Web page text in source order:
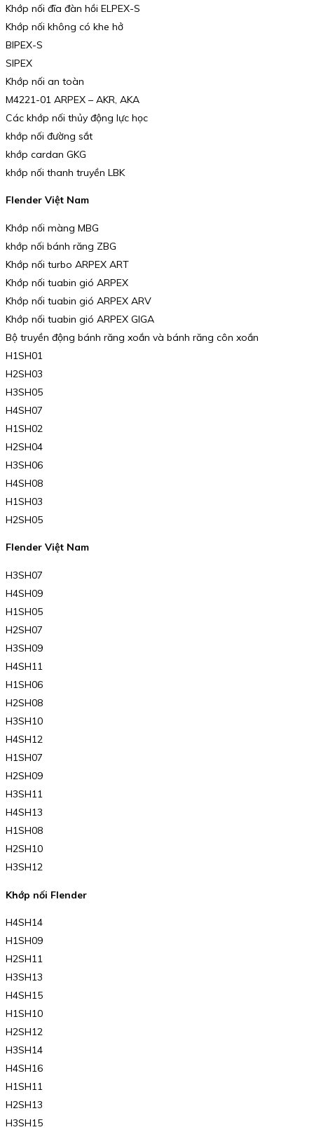
Khớp nối đĩa đàn hồi ELPEX-S
Khớp nối không có khe hở
BIPEX-S
SIPEX
Khớp nối an toàn
M4221-01 ARPEX – AKR, AKA
Các khớp nối thủy động lực học
khớp nối đường sắt
khớp cardan GKG
khớp nối thanh truyền LBK
Flender Việt Nam
Khớp nối màng MBG
khớp nối bánh răng ZBG
Khớp nối turbo ARPEX ART
Khớp nối tuabin gió ARPEX
Khớp nối tuabin gió ARPEX ARV
Khớp nối tuabin gió ARPEX GIGA
Bộ truyền động bánh răng xoắn và bánh răng côn xoắn
H1SH01
H2SH03
H3SH05
H4SH07
H1SH02
H2SH04
H3SH06
H4SH08
H1SH03
H2SH05
Flender Việt Nam
H3SH07
H4SH09
H1SH05
H2SH07
H3SH09
H4SH11
H1SH06
H2SH08
H3SH10
H4SH12
H1SH07
H2SH09
H3SH11
H4SH13
H1SH08
H2SH10
H3SH12
Khớp nối Flender
H4SH14
H1SH09
H2SH11
H3SH13
H4SH15
H1SH10
H2SH12
H3SH14
H4SH16
H1SH11
H2SH13
H3SH15